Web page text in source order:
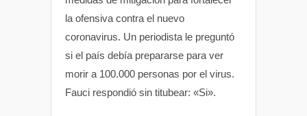
la ofensiva contra el nuevo
coronavirus. Un periodista le preguntó
si el país debía prepararse para ver
morir a 100.000 personas por el virus.
Fauci respondió sin titubear: «Si».